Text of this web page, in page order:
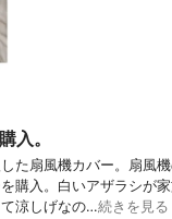
入。
た扇風機カバー。扇風
購入。白いアザラシが
涼しげなの…続きを見る